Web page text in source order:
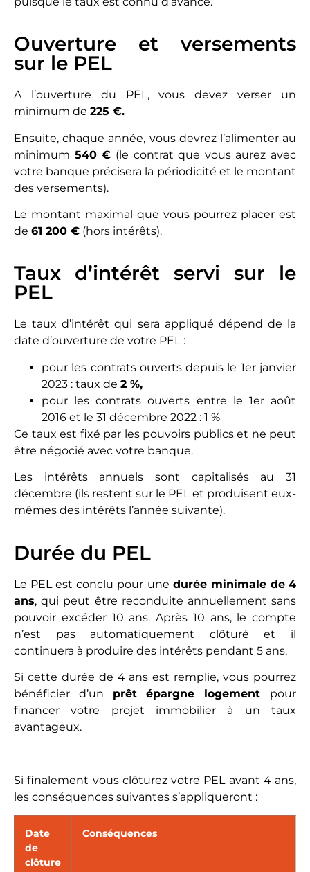
Ouverture et versements
sur le PEL
A l’ouverture du PEL, vous devez verser un
minimum de 225 €.
Ensuite, chaque année, vous devrez l’alimenter au
minimum 540 € (le contrat que vous aurez avec
votre banque précisera la périodicité et le montant
des versements).
Le montant maximal que vous pourrez placer est
de 61 200 € (hors intérêts).
Taux d’intérêt servi sur le
PEL
Le taux d’intérêt qui sera appliqué dépend de la
date d’ouverture de votre PEL :
pour les contrats ouverts depuis le 1er janvier
2023 : taux de 2 %,
pour les contrats ouverts entre le 1er août
2016 et le 31 décembre 2022 : 1 %
Ce taux est fixé par les pouvoirs publics et ne peut
être négocié avec votre banque.
Les intérêts annuels sont capitalisés au 31
décembre (ils restent sur le PEL et produisent eux-
mêmes des intérêts l’année suivante).
Durée du PEL
Le PEL est conclu pour une durée minimale de 4
ans, qui peut être reconduite annuellement sans
pouvoir excéder 10 ans. Après 10 ans, le compte
n’est pas automatiquement clôturé et il
continuera à produire des intérêts pendant 5 ans.
Si cette durée de 4 ans est remplie, vous pourrez
bénéficier d’un prêt épargne logement pour
financer votre projet immobilier à un taux
avantageux.
Si finalement vous clôturez votre PEL avant 4 ans,
les conséquences suivantes s’appliqueront :
Date
de
clôture
Conséquences